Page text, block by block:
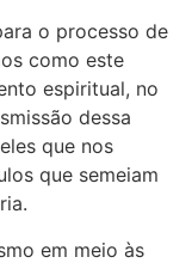
o processo de
como este
espiritual, no
dessa
que nos
que semeiam
em meio às